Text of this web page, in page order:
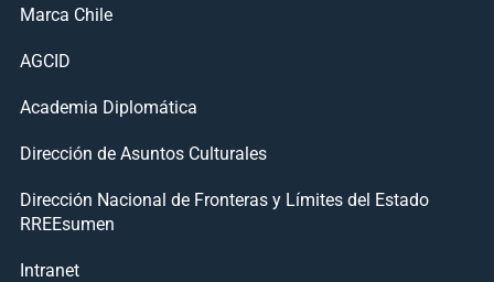
Marca Chile
AGCID
Academia Diplomática
Dirección de Asuntos Culturales
Dirección Nacional de Fronteras y Límites del Estado
RREEsumen
Intranet